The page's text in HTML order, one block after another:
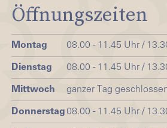
Öffnungszeiten
Montag 08.00 - 11.45 Uhr /
Dienstag 08.00 - 11.45 Uhr /
Mittwoch ganzer Tag
Donnerstag08.00 - 11.45 Uhr /